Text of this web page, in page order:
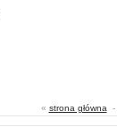
« strona główna -